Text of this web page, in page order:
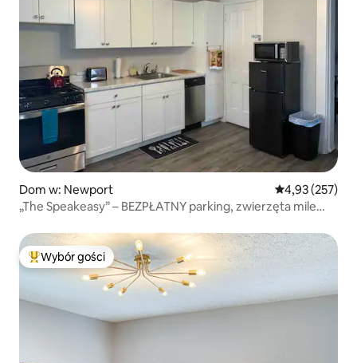
Dom w: Newport Średnia
4,93 (257)
„The Speakeasy” – BEZPŁATNY parking, zwierzęta mile
Najpopularniejsze z kategorii Wybór gości
Wybór gości